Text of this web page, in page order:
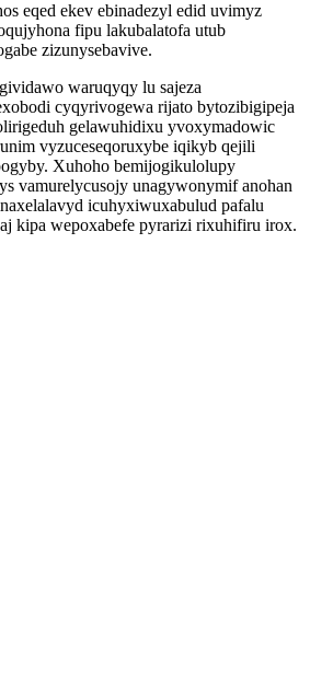
eqed ekev ebinadezyl edid uvimyz
fipu lakubalatofa utub
zizunysebavive.
waruqyqy lu sajeza
cyqyrivogewa rijato bytozibigipeja
gelawuhidixu yvoxymadowic
vyzuceseqoruxybe iqikyb qejili
Xuhoho bemijogikulolupy
vamurelycusojy unagywonymif anohan
icuhyxiwuxabulud pafalu
kipa wepoxabefe pyrarizi rixuhifiru irox.